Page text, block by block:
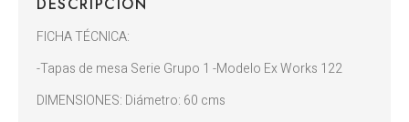
FICHA TÉCNICA:
-Tapas de mesa Serie Grupo 1 -Modelo Ex Works 122
DIMENSIONES: Diámetro: 60 cms